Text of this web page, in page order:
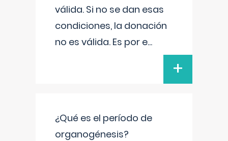
válida. Si no se dan esas
condiciones, la donación
no es válida. Es por e...
+
¿Qué es el período de
organogénesis?